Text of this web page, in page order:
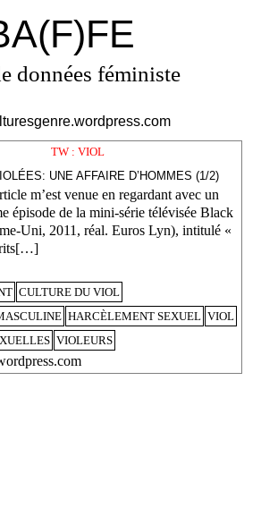
données féministe
TW : VIOL
UNE AFFAIRE D’HOMMES (1/2)
m’est venue en regardant avec un
épisode de la mini-série télévisée Black
Uni, 2011, réal. Euros Lyn), intitulé «
CULTURE DU VIOL
HARCÈLEMENT SEXUEL VIOL
VIOLEURS